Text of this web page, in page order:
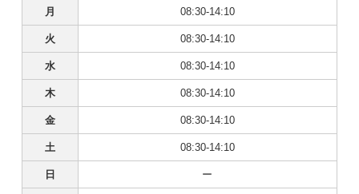
月 08:30-14:10
火 08:30-14:10
水 08:30-14:10
木 08:30-14:10
金 08:30-14:10
土 08:30-14:10
日 ー